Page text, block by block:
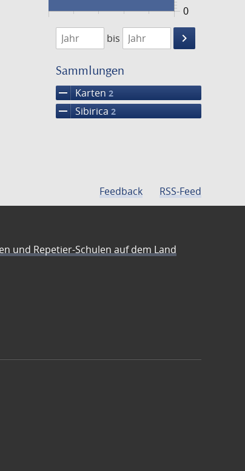
0
1744
1745
bis
keyboard_arrow_right
Suche
Sammlungen
remove Karten 2
remove Sibirica 2
Feedback RSS-Feed
und Repetier-Schulen auf dem Land